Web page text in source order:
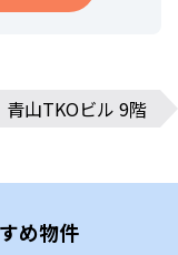
青山TKOビル 9階
め物件